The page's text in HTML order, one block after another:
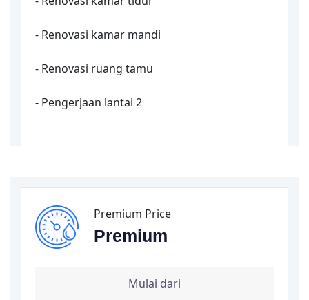
- Renovasi kamar mandi
- Renovasi ruang tamu
- Pengerjaan lantai 2
Premium Price
Premium
Mulai dari